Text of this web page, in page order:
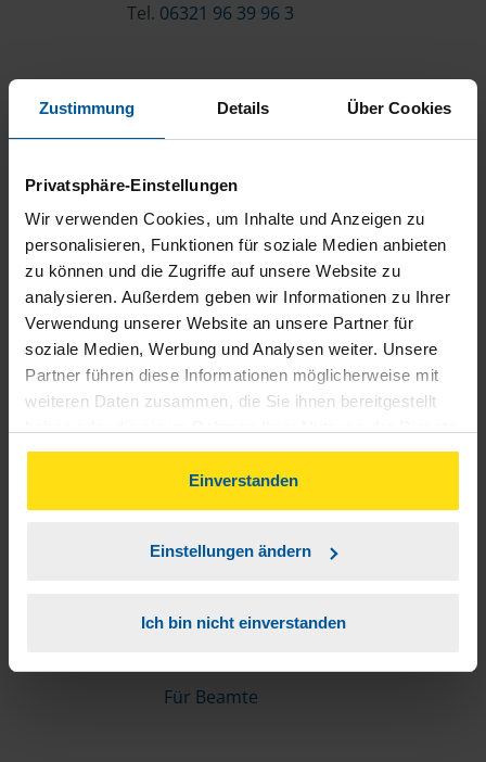
Zustimmung Details Über Cookies
Privatsphäre-Einstellungen
Wir verwenden Cookies, um Inhalte und Anzeigen zu
personalisieren, Funktionen für soziale Medien anbieten
zu können und die Zugriffe auf unsere Website zu
analysieren. Außerdem geben wir Informationen zu Ihrer
Verwendung unserer Website an unsere Partner für
soziale Medien, Werbung und Analysen weiter. Unsere
Partner führen diese Informationen möglicherweise mit
weiteren Daten zusammen, die Sie ihnen bereitgestellt
gesammelt haben. Indem Sie auf Einverstanden klicken,
können Sie der Verwendung von Cookies, gemäß
unserer
Einverstanden
Einstellungen ändern
Ich bin nicht einverstanden
Tel. 06321 96 39 96 3
Über die VLH
Beratersuche
Karriere
Presse
Kontakt
Informationen für Mitglieder
Schnelleinstiege
Steuererklärung machen lassen
Online-Steuererklärung
Die erste Steuererklärung
Für Azubis
Für Beamte